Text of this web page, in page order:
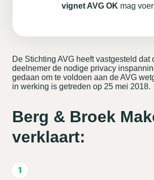
vignet AVG OK mag
De Stichting AVG heeft vastgesteld dat
deelnemer de nodige privacy
gedaan om te voldoen aan de AVG
in werking is getreden op 25 mei 2018.
Berg & Broek
verklaart: